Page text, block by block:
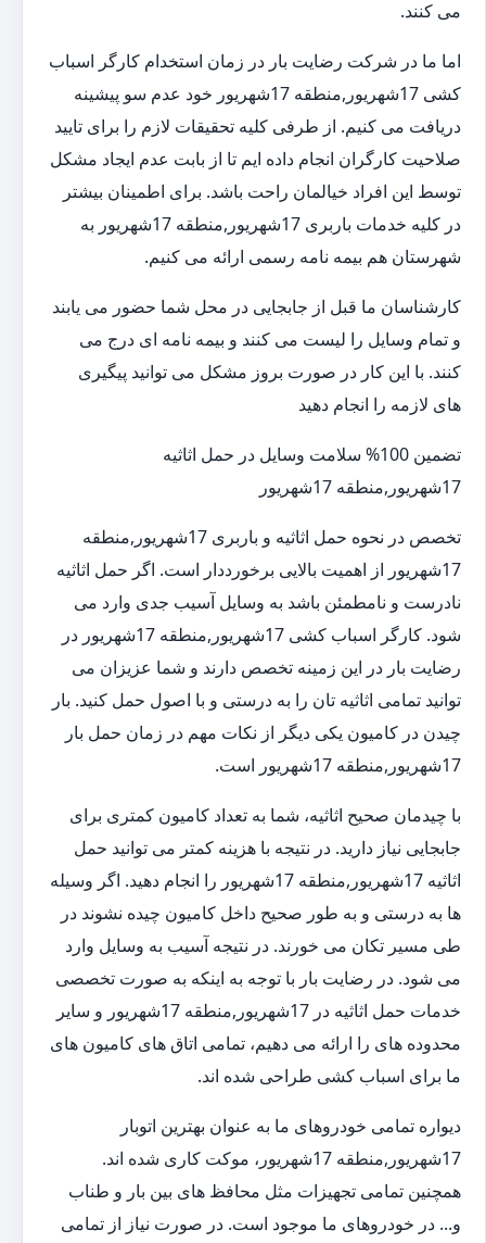
می کنند.
اما ما در شرکت رضایت بار در زمان استخدام کارگر اسباب
کشی 17شهریور,منطقه 17شهریور خود عدم سو پیشینه
دریافت می کنیم. از طرفی کلیه تحقیقات لازم را برای تایید
صلاحیت کارگران انجام داده ایم تا از بابت عدم ایجاد مشکل
توسط این افراد خیالمان راحت باشد. برای اطمینان بیشتر
در کلیه خدمات باربری 17شهریور,منطقه 17شهریور به
شهرستان هم بیمه نامه رسمی ارائه می کنیم.
کارشناسان ما قبل از جابجایی در محل شما حضور می یابند
و تمام وسایل را لیست می کنند و بیمه نامه ای درج می
کنند. با این کار در صورت بروز مشکل می توانید پیگیری
های لازمه را انجام دهید
تضمین 100% سلامت وسایل در حمل اثاثیه
17شهریور,منطقه 17شهریور
تخصص در نحوه حمل اثاثیه و باربری 17شهریور,منطقه
17شهریور از اهمیت بالایی برخورددار است. اگر حمل اثاثیه
نادرست و نامطمئن باشد به وسایل آسیب جدی وارد می
شود. کارگر اسباب کشی 17شهریور,منطقه 17شهریور در
رضایت بار در این زمینه تخصص دارند و شما عزیزان می
توانید تمامی اثاثیه تان را به درستی و با اصول حمل کنید. بار
چیدن در کامیون یکی دیگر از نکات مهم در زمان حمل بار
17شهریور,منطقه 17شهریور است.
با چیدمان صحیح اثاثیه، شما به تعداد کامیون کمتری برای
جابجایی نیاز دارید. در نتیجه با هزینه کمتر می توانید حمل
اثاثیه 17شهریور,منطقه 17شهریور را انجام دهید. اگر وسیله
ها به درستی و به طور صحیح داخل کامیون چیده نشوند در
طی مسیر تکان می خورند. در نتیجه آسیب به وسایل وارد
می شود. در رضایت بار با توجه به اینکه به صورت تخصصی
خدمات حمل اثاثیه در 17شهریور,منطقه 17شهریور و سایر
محدوده های را ارائه می دهیم، تمامی اتاق های کامیون های
ما برای اسباب کشی طراحی شده اند.
دیواره تمامی خودروهای ما به عنوان بهترین اتوبار
17شهریور,منطقه 17شهریور، موکت کاری شده اند.
همچنین تمامی تجهیزات مثل محافظ های بین بار و طناب
و... در خودروهای ما موجود است. در صورت نیاز از تمامی